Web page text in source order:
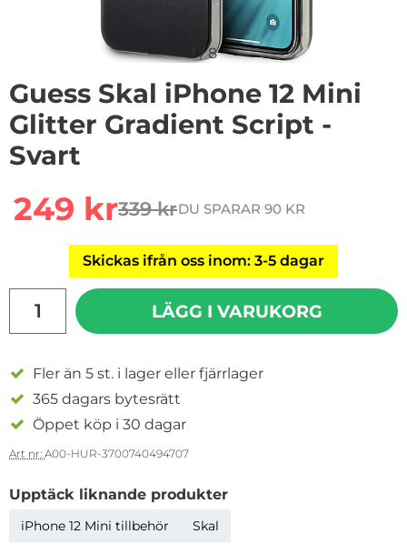
1/8
Guess Skal iPhone 12 Mini
Glitter Gradient Script -
Svart
rea pris
249 krtidigare pris
339 krDU SPARAR 90 KR
Skickas ifrån oss inom: 3-5 dagar
LÄGG I VARUKORG
Fler än 5 st. i lager eller fjärrlager
365 dagars bytesrätt
Öppet köp i 30 dagar
Art nr: A00-HUR-3700740494707
Upptäck liknande produkter
iPhone 12 Mini tillbehör Skal